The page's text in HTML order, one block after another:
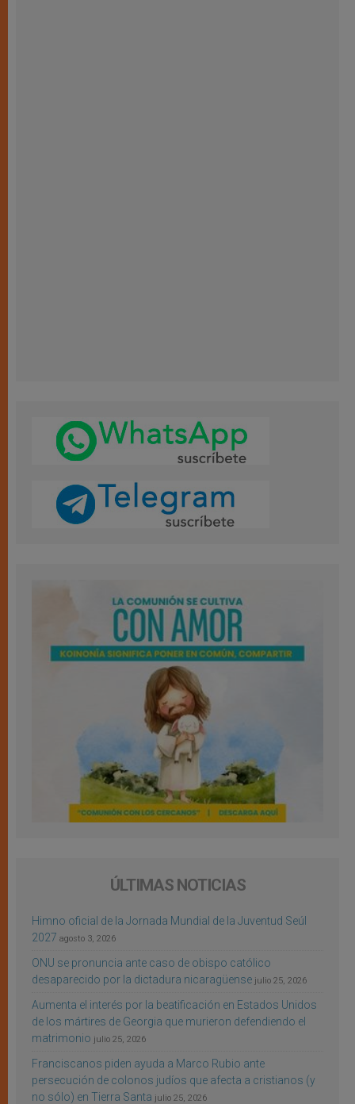
ÚLTIMAS NOTICIAS
Himno oficial de la Jornada Mundial de la Juventud Seúl
2027 agosto 3, 2026
ONU se pronuncia ante caso de obispo católico
desaparecido por la dictadura nicaragüense julio 25, 2026
Aumenta el interés por la beatificación en Estados Unidos
de los mártires de Georgia que murieron defendiendo el
matrimonio julio 25, 2026
Franciscanos piden ayuda a Marco Rubio ante
persecución de colonos judíos que afecta a cristianos (y
no sólo) en Tierra Santa julio 25, 2026